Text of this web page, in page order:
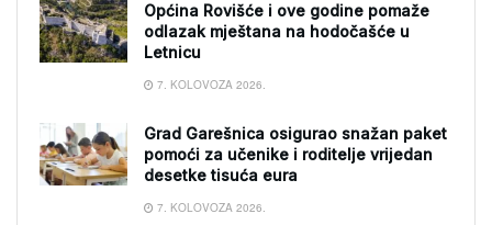
Općina Rovišće i ove godine pomaže
odlazak mještana na hodočašće u
Letnicu
7. KOLOVOZA 2026.
Grad Garešnica osigurao snažan paket
pomoći za učenike i roditelje vrijedan
desetke tisuća eura
7. KOLOVOZA 2026.